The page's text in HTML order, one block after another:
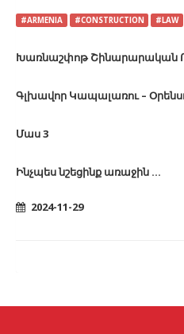
#ARMENIA #CONSTRUCTION #LAW
Խառնաշփոթ Շինարարական
Գլխավոր Կապալառու –
Մաս 3
Ինչպես նշեցինք առաջին ...
2024-11-29